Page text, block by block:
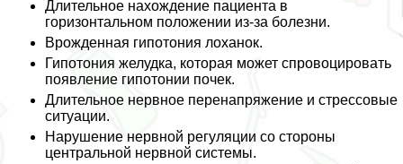
Длительное нахождение пациента в
горизонтальном положении из-за болезни.
Врожденная гипотония лоханок.
Гипотония желудка, которая может спровоцировать
появление гипотонии почек.
Длительное нервное перенапряжение и стрессовые
ситуации.
Нарушение нервной регуляции со стороны
центральной нервной системы.